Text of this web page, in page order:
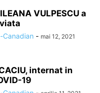
VULPESCU a
Canadian - mai 12, 2021
internat in
19